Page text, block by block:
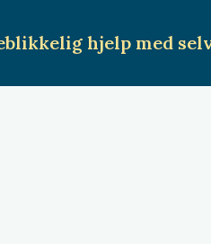
hjelp med